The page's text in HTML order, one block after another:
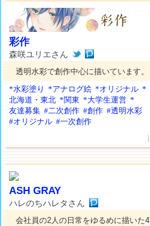
彩作
森咲ユリエさん
透明水彩で創作中心に描いています。
*水彩塗り
*アナログ絵 *オリジナル *
北海道・東北 *関東 *大学生運営 *
友達募集 #二次創作 #創作 #透明水彩
#オリジナル #一次創作
ASH GRAY
ハレのちハレタさん
会社員の2人の日常をゆるめに描いた4